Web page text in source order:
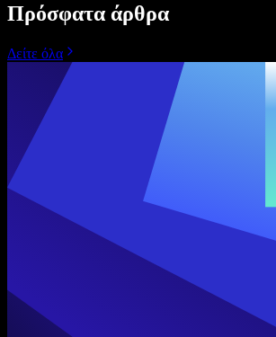
Πρόσφατα άρθρα
Δείτε όλα